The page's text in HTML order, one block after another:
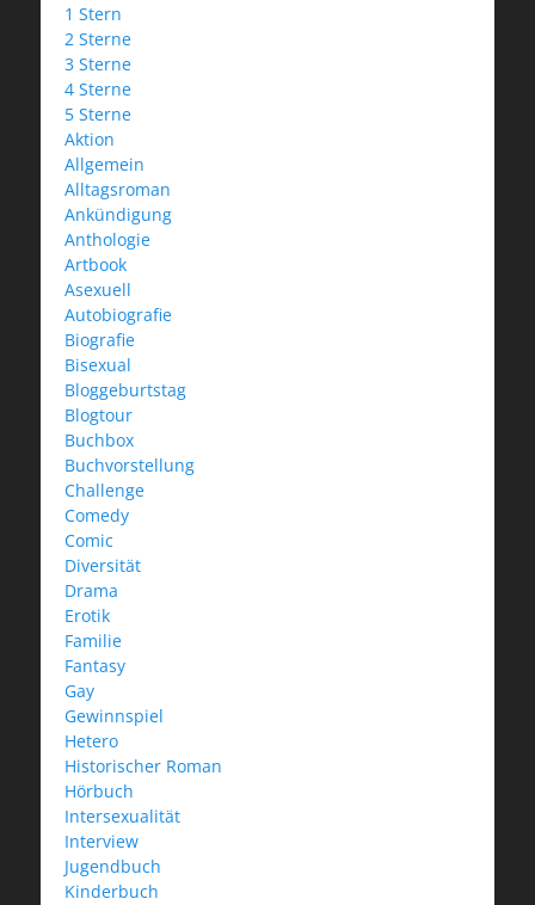
1 Stern
2 Sterne
3 Sterne
4 Sterne
5 Sterne
Aktion
Allgemein
Alltagsroman
Ankündigung
Anthologie
Artbook
Asexuell
Autobiografie
Biografie
Bisexual
Bloggeburtstag
Blogtour
Buchbox
Buchvorstellung
Challenge
Comedy
Comic
Diversität
Drama
Erotik
Familie
Fantasy
Gay
Gewinnspiel
Hetero
Historischer Roman
Hörbuch
Intersexualität
Interview
Jugendbuch
Kinderbuch